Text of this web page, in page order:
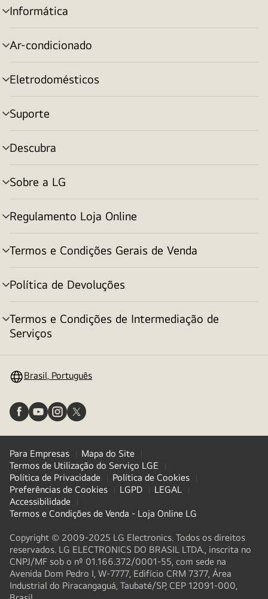
Informática
alternar
menu
Ar-condicionado
alternar
menu
Eletrodomésticos
alternar
menu
Suporte
alternar
menu
Descubra
alternar
menu
Sobre a LG
alternar
menu
Regulamento Loja Online
alternar
menu
Termos e Condições Gerais de Venda
alternar
menu
Política de Devoluções
alternar
menu
Termos e Condições de Intermediação de
Serviços
alternar
Brasil, Português
Para Empresas
Mapa do Site
Termos de Utilização do Serviço LGE
Política de Privacidade
Política de Cookies
Preferências de Cookies
LGPD
LEGAL
Accessibilidade
Termos e Condições de Venda - Loja Online LG
Copyright © 2009-2025 LG Electronics. Todos os direitos
reservados. LG ELECTRONICS DO BRASIL LTDA., inscrita no
CNPJ/MF sob o nº 01.166.372/0001-55, com sede na
Avenida Dom Pedro I, W-7777, Edifício CRM 7377, Área
Industrial do Piracangaguá, Taubaté/SP, CEP 12091-000,